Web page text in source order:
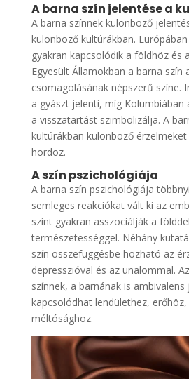
A barna szín jelentése a
A barna színnek különböző
különböző kultúrákban.
gyakran kapcsolódik a földhöz és
Egyesült Államokban a barna szín
csomagolásának népszerű színe.
a gyászt jelenti, míg
a visszatartást szimbolizálja. A
kultúrákban különböző
hordoz.
A szín pszichológiája
A barna szín pszichológiája
semleges reakciókat vált ki az
színt gyakran asszociálják a
természetességgel. Néhány
szín összefüggésbe hozható az
depresszióval és az unalommal.
színnek, a barnának is
kapcsolódhat lendülethez,
méltósághoz.